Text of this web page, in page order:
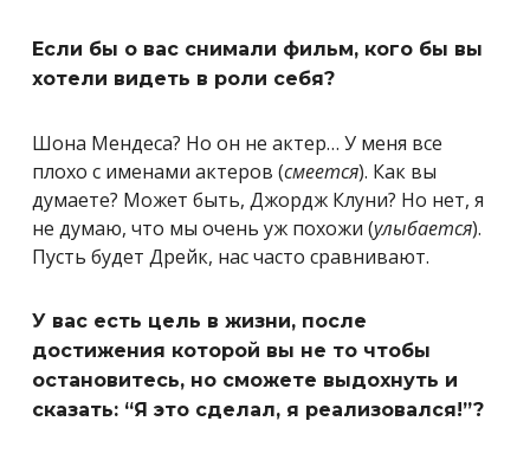
Если бы о вас снимали фильм, кого бы вы
хотели видеть в роли себя?
Шона Мендеса? Но он не актер… У меня все
плохо с именами актеров (смеется). Как вы
думаете? Может быть, Джордж Клуни? Но нет, я
не думаю, что мы очень уж похожи (улыбается).
Пусть будет Дрейк, нас часто сравнивают.
У вас есть цель в жизни, после
достижения которой вы не то чтобы
остановитесь, но сможете выдохнуть и
сказать: “Я это сделал, я реализовался!”?